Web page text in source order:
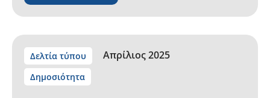
Δελτία τύπου
Δημοσιότητα
Απρίλιος 2025